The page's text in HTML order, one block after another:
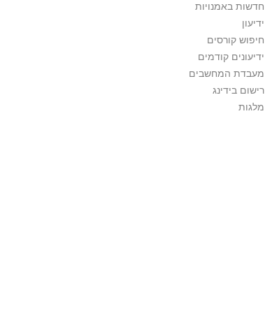
חדשות באמנויות
ידיעון
חיפוש קורסים
ידיעונים קודמים
מעבדת המחשבים
רישום בידינג
מלגות